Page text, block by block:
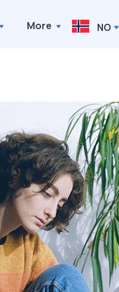
More NO